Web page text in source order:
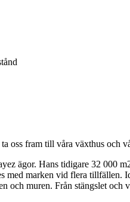
oss fram till våra växthus och
ägor. Hans tidigare 32
med marken vid flera
och muren. Från stängslet